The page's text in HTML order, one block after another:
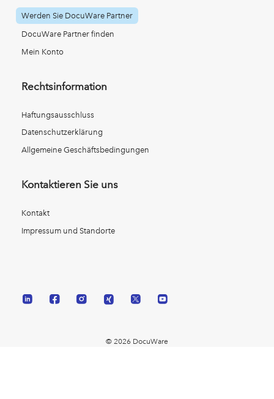
Werden Sie DocuWare Partner
DocuWare Partner finden
Mein Konto
Rechtsinformation
Haftungsausschluss
Datenschutzerklärung
Allgemeine Geschäftsbedingungen
Kontaktieren Sie uns
Kontakt
Impressum und Standorte
© 2026 DocuWare